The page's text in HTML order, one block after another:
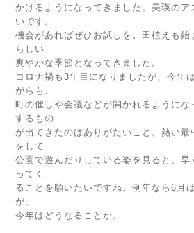
かけるようになってきました。美瑛のア
いです。
機会があればぜひお試しを。田植えも始
らしい
爽やかな季節となってきました。
コロナ禍も3年目になりましたが、今年
がらも、
町の催しや会議などが開かれるようにな
するもの
が出てきたのはありがたいこと。熱い最
をして
公園で遊んだりしている姿を見ると、早
ってく
ることを願いたいですね。例年なら6月
が、
今年はどうなることか。